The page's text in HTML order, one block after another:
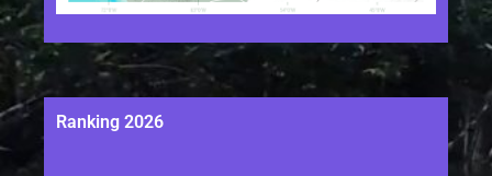
Ranking 2026